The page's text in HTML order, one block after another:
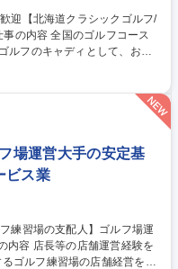
ルフのキャディとして、お客
プレーのサポート、コースの
や、他スタッフに危険が及ば
ーのサポート：コースや残
クラブ受け渡しやボールの探
の品質維持：ラウンド中、デ
ーク（グリーン上のボール落
調
場運営大手の安定基
ビス業
ゴルフ練習場の店舗経営を牽